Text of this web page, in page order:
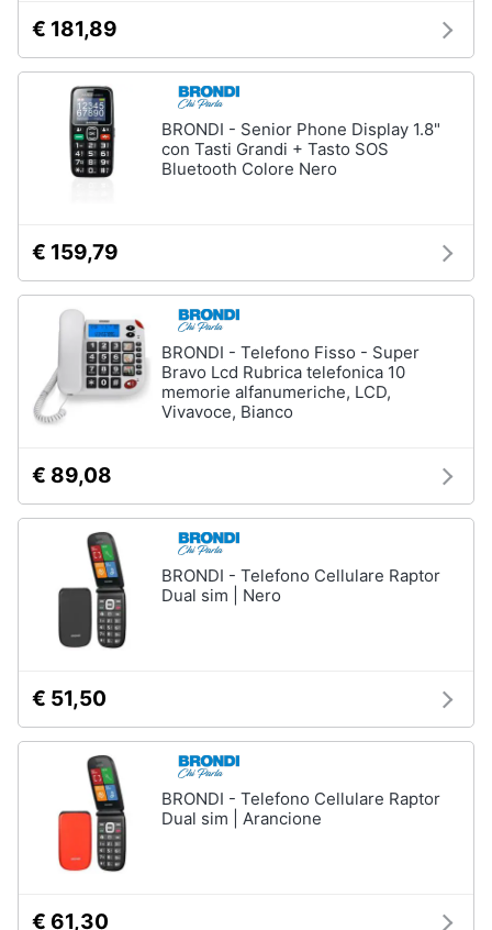
€ 181,89
BRONDI - Senior Phone Display 1.8"
con Tasti Grandi + Tasto SOS
Bluetooth Colore Nero
€ 159,79
BRONDI - Telefono Fisso - Super
Bravo Lcd Rubrica telefonica 10
memorie alfanumeriche, LCD,
Vivavoce, Bianco
€ 89,08
BRONDI - Telefono Cellulare Raptor
Dual sim | Nero
€ 51,50
BRONDI - Telefono Cellulare Raptor
Dual sim | Arancione
€ 61,30